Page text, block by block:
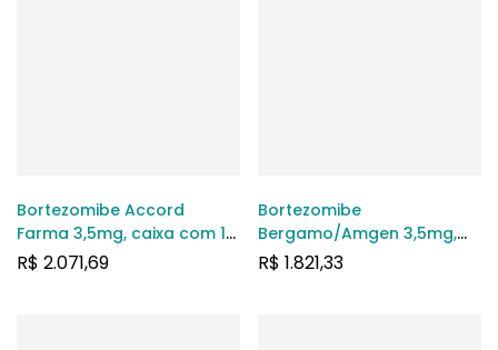
Bortezomibe Accord
Farma 3,5mg, caixa com 1
frasco-ampola com pó
R$ 2.071,69
Bortezomibe
Bergamo/Amgen 3,5mg,
caixa com 1 frasco-
R$ 1.821,33